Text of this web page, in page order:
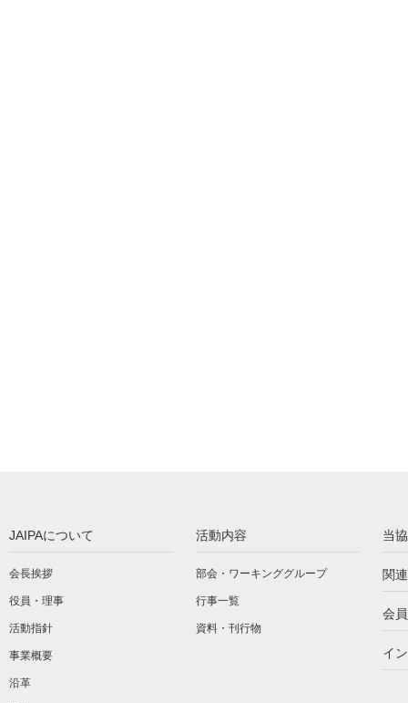
JAIPAについて
会長挨拶
役員・理事
活動指針
事業概要
沿革
活動内容
部会・ワーキンググループ
行事一覧
資料・刊行物
当
関
会
イ